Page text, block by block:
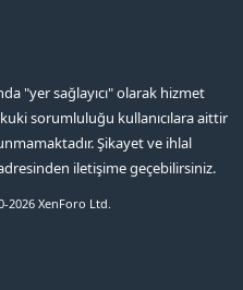
"yer sağlayıcı" olarak hizmet
sorumluluğu kullanıcılara aittir
Şikayet ve ihlal
iletişime geçebilirsiniz.
2026 XenForo Ltd.